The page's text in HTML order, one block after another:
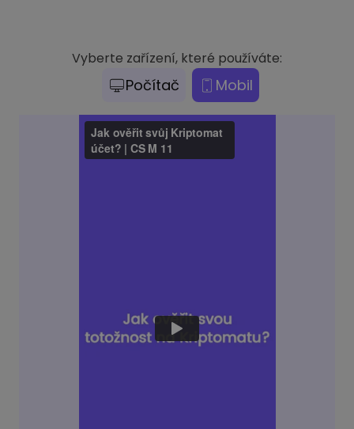
Vyberte zařízení, které používáte:
Počítač Mobil